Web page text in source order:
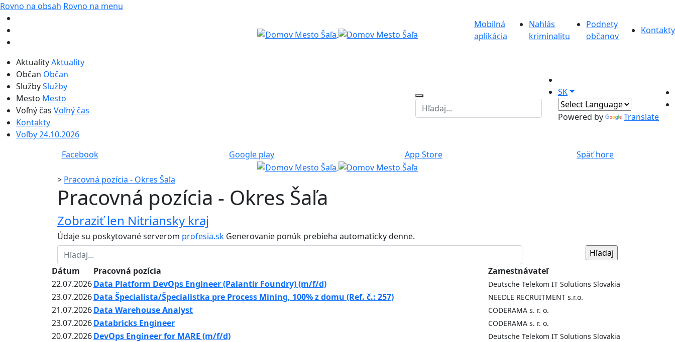
Rovno na obsah Rovno na menu
Mobilná
aplikácia
Nahlás
kriminalitu
Podnety
občanov
Kontakty
AktualityAktuality
Občan Občan
SlužbySlužby
Mesto Mesto
Voľný čas Voľný čas
Kontakty
Voľby 24.10.2026
SK
Powered by Translate
Facebook Google play App Store Späť hore
> Pracovná pozícia - Okres Šaľa
Pracovná pozícia - Okres Šaľa
Zobraziť len Nitriansky kraj
Údaje su poskytované serverom profesia.sk Generovanie ponúk prebieha automaticky denne.
Dátum Pracovná pozícia
Zamestnávateľ
22.07.2026Data Platform DevOps Engineer (Palantir Foundry) (m/f/d) Deutsche Telekom IT Solutions Slovakia
23.07.2026Data Špecialista/Špecialistka pre Process Mining, 100% z domu (Ref. č.: 257) NEEDLE RECRUITMENT s.r.o.
21.07.2026Data Warehouse Analyst CODERAMA s. r. o.
23.07.2026Databricks Engineer CODERAMA s. r. o.
20.07.2026DevOps Engineer for MARE (m/f/d) Deutsche Telekom IT Solutions Slovakia